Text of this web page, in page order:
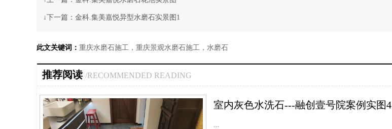
↓下一篇： 金科.集美嘉悦异型水磨石实景图1
此文关键词： 重庆水磨石施工，重庆景观水磨石施工，水磨石
推荐阅读 /RECOMMENDED READING
室内灰色水洗石---融创壹号院案例实图4
...